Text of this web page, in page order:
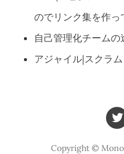
のでリンク集を作っ
自己管理化チーム
アジャイル|スクラ
Copyright ©